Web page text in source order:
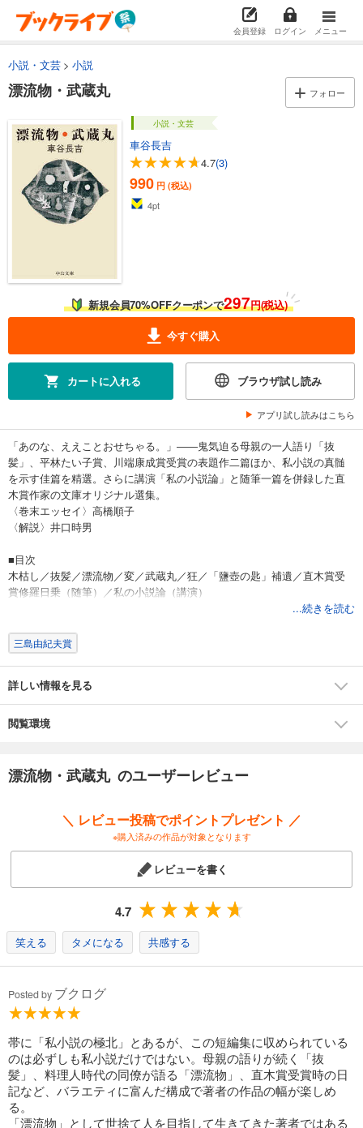
会員登録 ログイン メニュー
小説・文芸 小説
漂流物・武蔵丸 フォロー
小説・文芸
車谷長吉
4.7(3)
990 円 (税込)
4pt
新規会員70%OFFクーポンで297円(税込)
今すぐ購入
カートに入れる ブラウザ試し読み
アプリ試し読みはこちら
「あのな、ええことおせちゃる。」――鬼気迫る母親の一人語り「抜
髪」、平林たい子賞、川端康成賞受賞の表題作二篇ほか、私小説の真髄
を示す佳篇を精選。さらに講演「私の小説論」と随筆一篇を併録した直
木賞作家の文庫オリジナル選集。
〈巻末エッセイ〉高橋順子
〈解説〉井口時男
■目次
木枯し／抜髪／漂流物／変／武蔵丸／狂／「鹽壺の匙」補遺／直木賞受
賞修羅日乗（随筆）／私の小説論（講演）
...続きを読む
三島由紀夫賞
詳しい情報を見る
閲覧環境
漂流物・武蔵丸 のユーザーレビュー
＼ レビュー投稿でポイントプレゼント ／
※購入済みの作品が対象となります
レビューを書く
4.7
笑える タメになる 共感する
Posted by ブクログ
帯に「私小説の極北」とあるが、この短編集に収められている
のは必ずしも私小説だけではない。母親の語りが続く「抜
髪」、料理人時代の同僚が語る「漂流物」、直木賞受賞時の日
記など、バラエティに富んだ構成で著者の作品の幅が楽しめ
る。
「漂流物」として世捨て人を目指して生きてきた著者ではある